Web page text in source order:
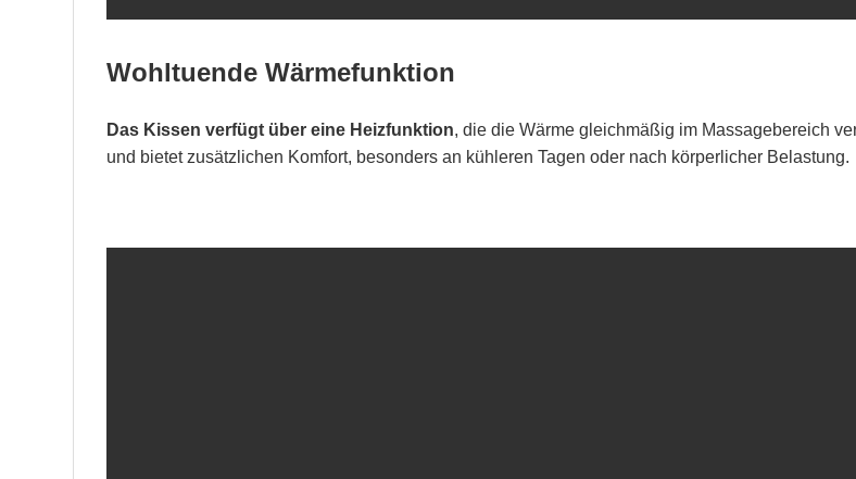
Wohltuende Wärmefunktion
Das Kissen verfügt über eine Heizfunktion, die die Wärme gleichmäßig im Massagebereich
und bietet zusätzlichen Komfort, besonders an kühleren Tagen oder nach körperlicher Belastung.